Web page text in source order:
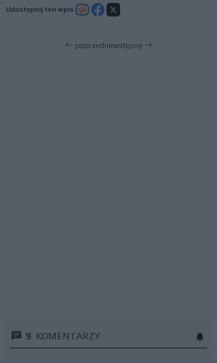
Udostępnij ten wpis
poprzedninastępny
9 KOMENTARZY